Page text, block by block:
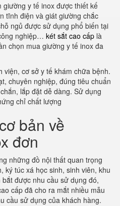
giường y tế inox được thiết kế
tĩnh điện và giát giường chắc
ngủ được sử dụng phổ biến tại
nghiệp… két sắt cao cấp là
chọn mua giường y tế inox đa
viện, cơ sở y tế khám chữa bệnh.
chuyên nghiệp, đúng tiêu chuẩn
lắp đặt dễ dàng. Sử dụng
chỉ chất lượng
bản về
đơn
những đồ nội thất quan trọng
ký túc xá học sinh, sinh viên, khu
được nhu cầu sử dụng đó,
cấp đã cho ra mắt nhiều mẫu
cầu sử dụng của khách hàng.